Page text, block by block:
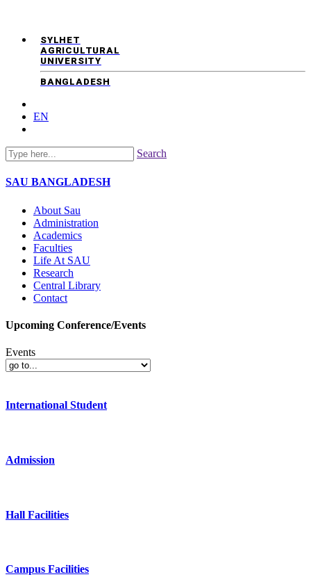
SYLHET
AGRICULTURAL
UNIVERSITY
BANGLADESH
EN
Search
SAU BANGLADESH
About Sau
Administration
Academics
Faculties
Life At SAU
Research
Central Library
Contact
Upcoming Conference/Events
Events
International Student
Admission
Hall Facilities
Campus Facilities